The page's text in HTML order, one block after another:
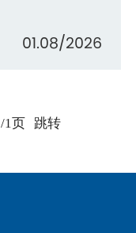
01.08/2026
/1页 跳转